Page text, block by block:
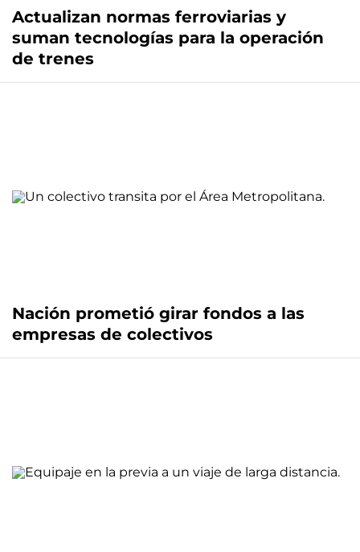
Actualizan normas ferroviarias y
suman tecnologías para la operación
de trenes
Nación prometió girar fondos a las
empresas de colectivos